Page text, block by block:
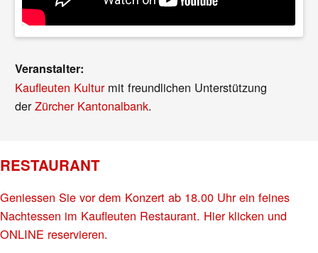
Veranstalter:
Kaufleuten Kulturmit freundlichen Unterstützung
derZürcher Kantonalbank.
RESTAURANT
Geniessen Sie vor dem Konzert ab 18.00 Uhr ein feines
Nachtessen im Kaufleuten Restaurant. Hier klicken und
ONLINE reservieren.